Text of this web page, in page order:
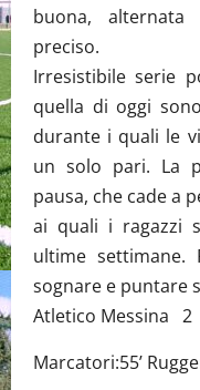
buona,
preciso.
Irresistibile serie
quella di oggi
durante i quali le
un solo pari. La
pausa, che cade a
ai quali i ragazzi
ultime settimane.
sognare e puntare
Atletico Messina 2
Marcatori:55’